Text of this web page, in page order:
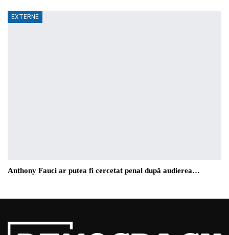
EXTERNE
Anthony Fauci ar putea fi cercetat penal după audierea…